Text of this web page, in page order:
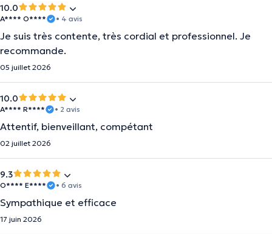
10.0
A**** O**** • 4 avis
Je suis très contente, très cordial et professionnel. Je
recommande.
05 juillet 2026
10.0
A**** R**** • 2 avis
Attentif, bienveillant, compétant
02 juillet 2026
9.3
O**** E**** • 6 avis
Sympathique et efficace
17 juin 2026